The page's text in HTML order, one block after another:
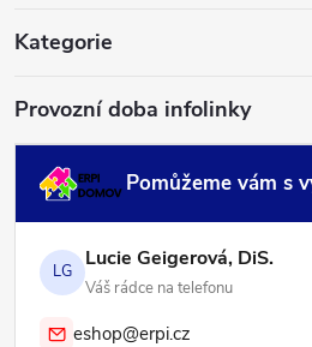
Kategorie
Provozní doba infolinky
Pomůžeme vám s
LG Lucie Geigerová, DiS.
Váš rádce na telefonu
eshop@erpi.cz